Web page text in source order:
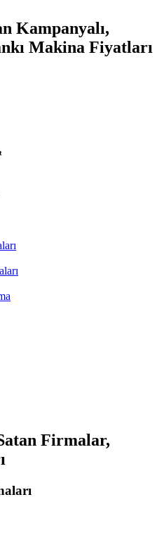
Kampanyalı,
Makina Fiyatları
Firmalar,